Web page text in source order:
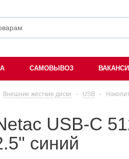
САМОВЫВОЗ
Внешние жесткие диски - USB -
USB-C
синий